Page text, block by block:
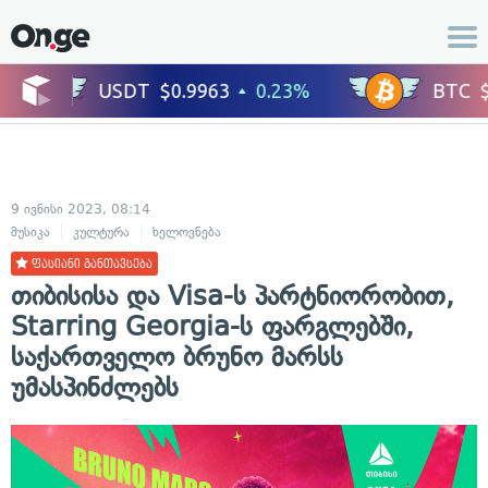
9 ივნისი 2023, 08:14
მუსიკა
კულტურა ხელოვნება
ფასიანი განთავსება
თიბისისა და Visa-ს პარტნიორობით,
Starring Georgia-ს ფარგლებში,
საქართველო ბრუნო მარსს
უმასპინძლებს